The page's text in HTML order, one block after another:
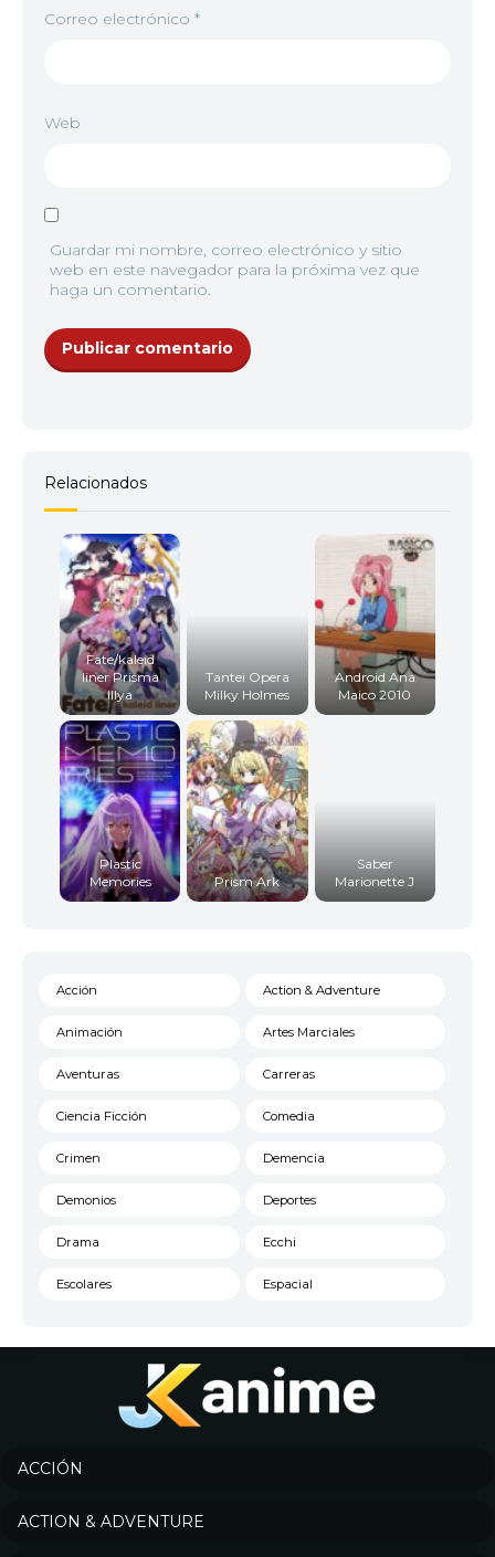
Correo electrónico *
Web
Guardar mi nombre, correo electrónico y sitio
web en este navegador para la próxima vez que
haga un comentario.
Relacionados
Fate/kaleid
liner Prisma
Illya
Tantei Opera
Milky Holmes
Android Ana
Maico 2010
Plastic
Memories
Prism Ark
Saber
Marionette J
Acción Action & Adventure
Animación Artes Marciales
Aventuras Carreras
Ciencia Ficción Comedia
Crimen Demencia
Demonios Deportes
Drama Ecchi
Escolares Espacial
Historico
Josei
ACCIÓN
ACTION & ADVENTURE